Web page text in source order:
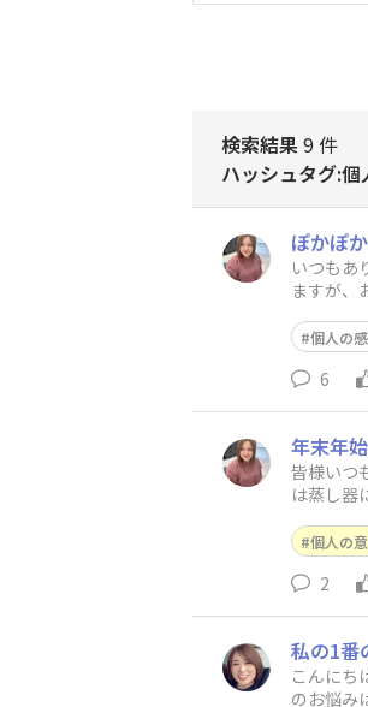
検索結果9 件
ハッシュタグ:
ぽかぽ
いつもあ
ますが、
個人の
6
年末年
皆様いつ
は蒸し器
個人の
2
私の1番
こんにち
のお悩み